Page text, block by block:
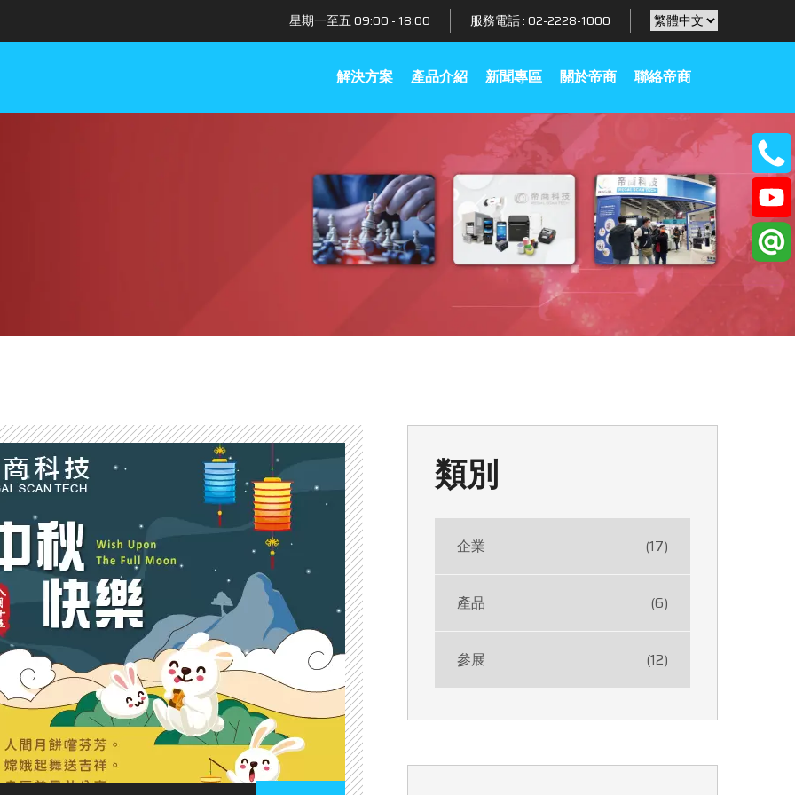
星期一至五 09:00 - 18:00 服務電話 :02-2228-1000
解決方案 產品介紹 新聞專區 關於帝商 聯絡帝商
類別
企業 (17)
產品 (6)
參展 (12)